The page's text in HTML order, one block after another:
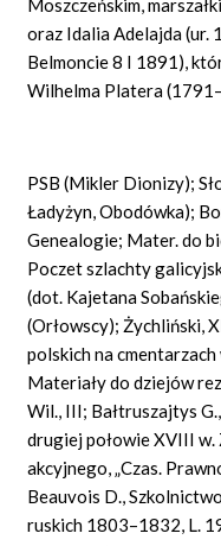
Moszczeńskim,
oraz Idalia Adelajda (ur.
Belmoncie 8 I 1891),
Wilhelma Platera
PSB (Mikler Dionizy);
Ładyżyn, Obodówka);
Genealogie; Mater.do
Poczet szlachty
(dot. Kajetana
(Orłowscy); Żychliński,
polskich na
Materiały do dziejów
Wil., III; Bałtruszajtys
drugiej połowie XVIII
akcyjnego, „Czas.
Beauvois D.,
ruskich 1803–1832, L.